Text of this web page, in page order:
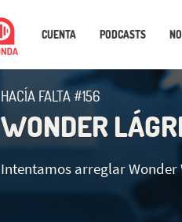
CUENTA PODCASTS
HACÍA FALTA #156
WONDER
Intentamos arreglar Wonder